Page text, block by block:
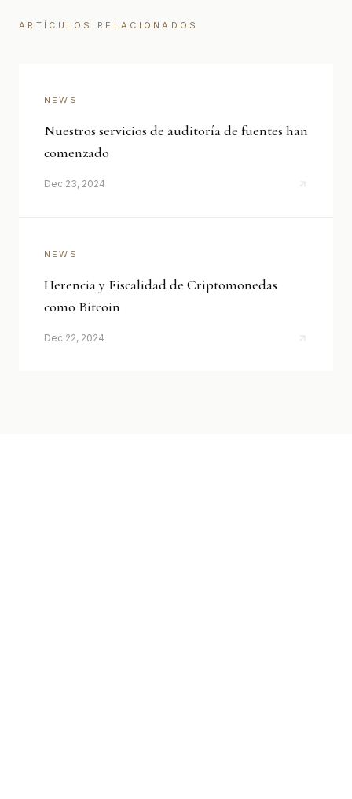
ARTÍCULOS RELACIONADOS
NEWS
Nuestros servicios de auditoría de fuentes han
comenzado
Dec 23, 2024
NEWS
Herencia y Fiscalidad de Criptomonedas
como Bitcoin
Dec 22, 2024